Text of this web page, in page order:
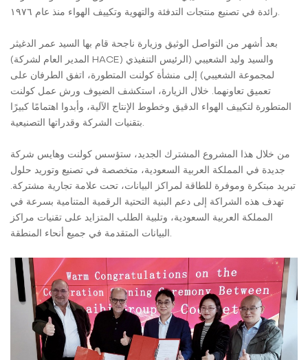
رائدة في تصنيع منتجات التدفئة والتهوية وتكييف الهواء منذ عام ١٩٧٦.
بعد أشهر من التواصل الوثيق وزيارة ناجحة قام بها السيد عمر الدغيثر
(المدير العام لشركة HACE) والسيد وليد الشعيبي (الرئيس التنفيذي
لمجموعة الشعيبي) إلى منشأة كولنت المتطورة، اتفق الطرفان على
تعميق تعاونهما. خلال الزيارة، استكشف الضيوف ورش عمل كولنت
المتطورة لتكييف الهواء الدقيق وخطوط الإنتاج الآلية، وأبدوا اهتمامًا كبيرًا
بتقنيات الشركة وقدراتها التصنيعية.
من خلال هذا المشروع المشترك الجديد، ستؤسس كولنت وهايس شركة
جديدة في المملكة العربية السعودية، متخصصة في تصنيع وتوريد حلول
تبريد مبتكرة وموفرة للطاقة لمراكز البيانات، تحت علامة تجارية مشتركة.
تهدف هذه الشراكة إلى دعم البنية التحتية الرقمية المتنامية بسرعة في
المملكة العربية السعودية، وتلبية الطلب المتزايد على تقنيات مراكز
البيانات المتقدمة في جميع أنحاء المنطقة.